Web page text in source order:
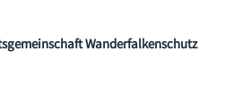
Wanderfalkenschutz